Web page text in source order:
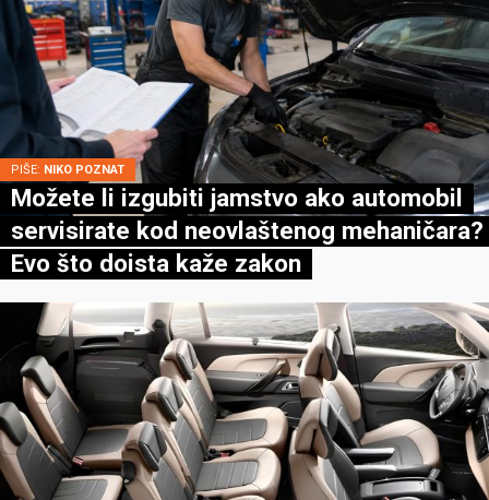
PIŠE: NIKO POZNAT
Možete li izgubiti jamstvo ako automobil
servisirate kod neovlaštenog mehaničara?
Evo što doista kaže zakon